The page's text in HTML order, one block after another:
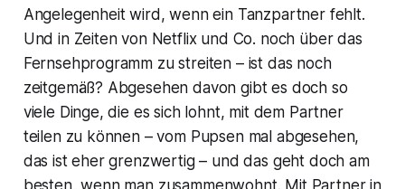
Angelegenheit wird, wenn ein Tanzpartner fehlt.
Und in Zeiten von Netflix und Co. noch über das
Fernsehprogramm zu streiten – ist das noch
zeitgemäß? Abgesehen davon gibt es doch so
viele Dinge, die es sich lohnt, mit dem Partner
teilen zu können – vom Pupsen mal abgesehen,
das ist eher grenzwertig – und das geht doch am
besten, wenn man zusammenwohnt. Mit Partner in